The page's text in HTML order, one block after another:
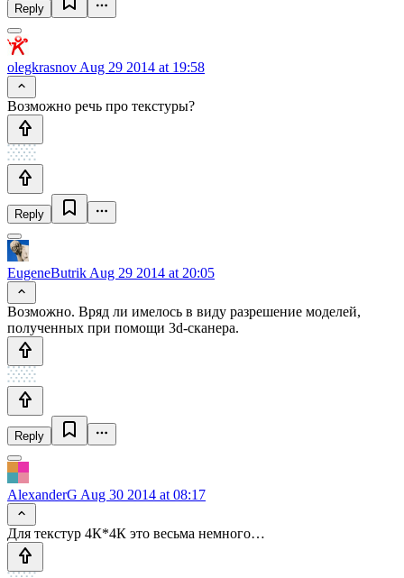
Reply
olegkrasnov Aug 29 2014 at 19:58
Возможно речь про текстуры?
Reply
EugeneButrik Aug 29 2014 at 20:05
Возможно. Вряд ли имелось в виду разрешение моделей,
полученных при помощи 3d-сканера.
Reply
AlexanderG Aug 30 2014 at 08:17
Для текстур 4К*4К это весьма немного…